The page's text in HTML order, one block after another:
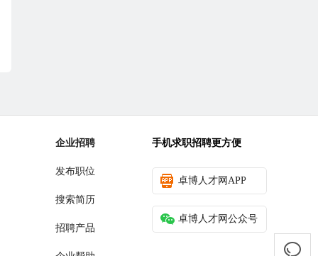
企业招聘
发布职位
搜索简历
招聘产品
手机求职招聘更方便
卓博人才网APP
卓博人才网公众号